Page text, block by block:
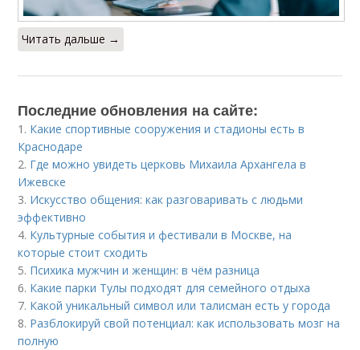
Читать дальше →
Последние обновления на сайте:
1. Какие спортивные сооружения и стадионы есть в
Краснодаре
2. Где можно увидеть церковь Михаила Архангела в
Ижевске
3. Искусство общения: как разговаривать с людьми
эффективно
4. Культурные события и фестивали в Москве, на
которые стоит сходить
5. Психика мужчин и женщин: в чём разница
6. Какие парки Тулы подходят для семейного отдыха
7. Какой уникальный символ или талисман есть у города
8. Разблокируй свой потенциал: как использовать мозг на
полную